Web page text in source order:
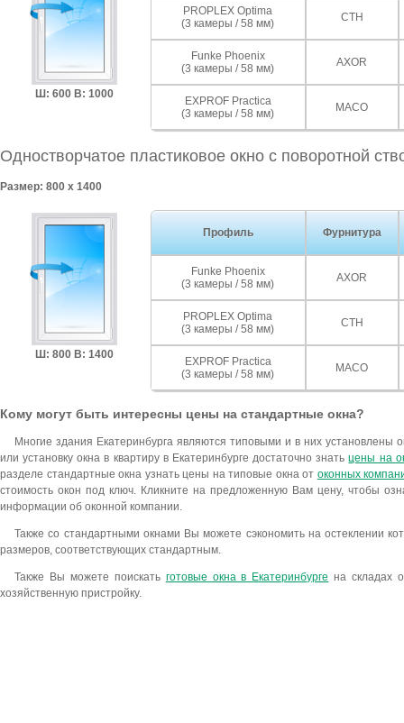
Ш: 600 В: 1000
PROPLEX Optima
(3 камеры / 58 мм)
СТН
Funke Phoenix
(3 камеры / 58 мм)
AXOR
EXPROF Practica
(3 камеры / 58 мм)
MACO
Одностворчатое пластиковое окно с поворотной
Размер: 800 x 1400
Ш: 800 В: 1400
Профиль Фурнитура
Funke Phoenix
(3 камеры / 58 мм)
AXOR
PROPLEX Optima
(3 камеры / 58 мм)
СТН
EXPROF Practica
(3 камеры / 58 мм)
MACO
Кому могут быть интересны цены на стандартные окна?
Многие здания Екатеринбурга являются типовыми и в них
или установку окна в квартиру в Екатеринбурге достаточно знатьцены на
разделе стандартные окна узнать цены на типовые окна от оконных
стоимость окон под ключ. Кликните на предложенную Вам цену, чтобы
информации об оконной компании.
Также со стандартными окнами Вы можете сэкономить на остеклении
размеров, соответствующих стандартным.
Также Вы можете поискать готовые окна в Екатеринбурге на складах
хозяйственную пристройку.